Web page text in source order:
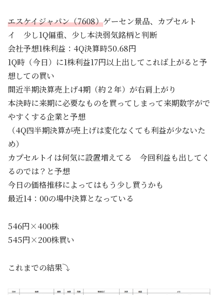
エスケイジャパン（7608）ゲーセン景品、カプセルト
イ 少し1Q偏重、少し本決弱気銘柄と判断
会社予想1株利益：4Q決算時50.68円
1Q時（今日）に1株利益17円以上出してこれば上がると予
想しての買い
間近半期決算売上げ4期（約２年）が右肩上がり
本決時に来期に必要なものを買ってしまって来期数字がで
やすくする企業と予想
（4Q四半期決算が売上げは変化なくても利益が少ないた
め）
カプセルトイは何気に設置増えてる 今回利益も出してく
るのでは？と予想
今日の価格推移によってはもう少し買うかも
最近14：00の場中決算となっている
546円×400株
545円×200株買い
これまでの結果⤵